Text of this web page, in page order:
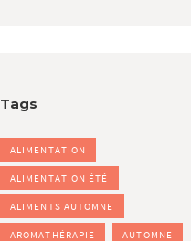
Tags
ALIMENTATION
ALIMENTATION ÉTÉ
ALIMENTS AUTOMNE
AROMATHÉRAPIE AUTOMNE